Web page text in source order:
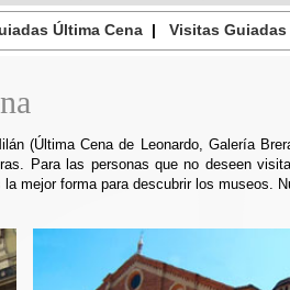
Última Cena Visitas Guiadas
(Última Cena de Leonardo, Galería
Para las personas que no deseen
mejor forma para descubrir los